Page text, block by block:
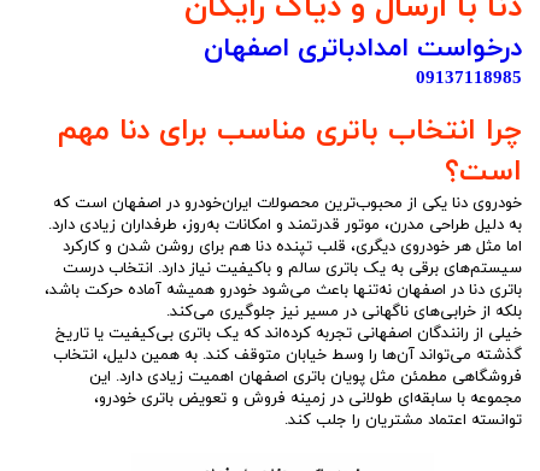
درخواست امدادباتری اصفهان
09137118985
چرا انتخاب باتری مناسب برای دنا مهم
است؟
خودروی دنا یکی از محبوب‌ترین محصولات ایران‌خودرو در اصفهان است که
به دلیل طراحی مدرن، موتور قدرتمند و امکانات به‌روز، طرفداران زیادی دارد.
اما مثل هر خودروی دیگری، قلب تپنده دنا هم برای روشن شدن و کارکرد
سیستم‌های برقی به یک باتری سالم و باکیفیت نیاز دارد. انتخاب درست
باتری دنا در اصفهان نه‌تنها باعث می‌شود خودرو همیشه آماده حرکت باشد،
بلکه از خرابی‌های ناگهانی در مسیر نیز جلوگیری می‌کند.
خیلی از رانندگان اصفهانی تجربه کرده‌اند که یک باتری بی‌کیفیت یا تاریخ
گذشته می‌تواند آن‌ها را وسط خیابان متوقف کند. به همین دلیل، انتخاب
فروشگاهی مطمئن مثل پویان باتری اصفهان اهمیت زیادی دارد. این
مجموعه با سابقه‌ای طولانی در زمینه فروش و تعویض باتری خودرو،
توانسته اعتماد مشتریان را جلب کند.